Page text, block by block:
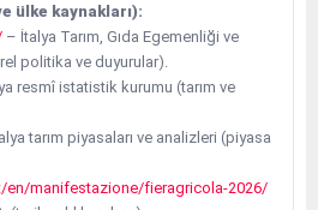
ülke kaynakları):
– İtalya Tarım, Gıda Egemenliği ve
politika ve duyurular).
resmî istatistik kurumu (tarım ve
tarım piyasaları ve analizleri (piyasa
en/manifestazione/fieragricola-2026/